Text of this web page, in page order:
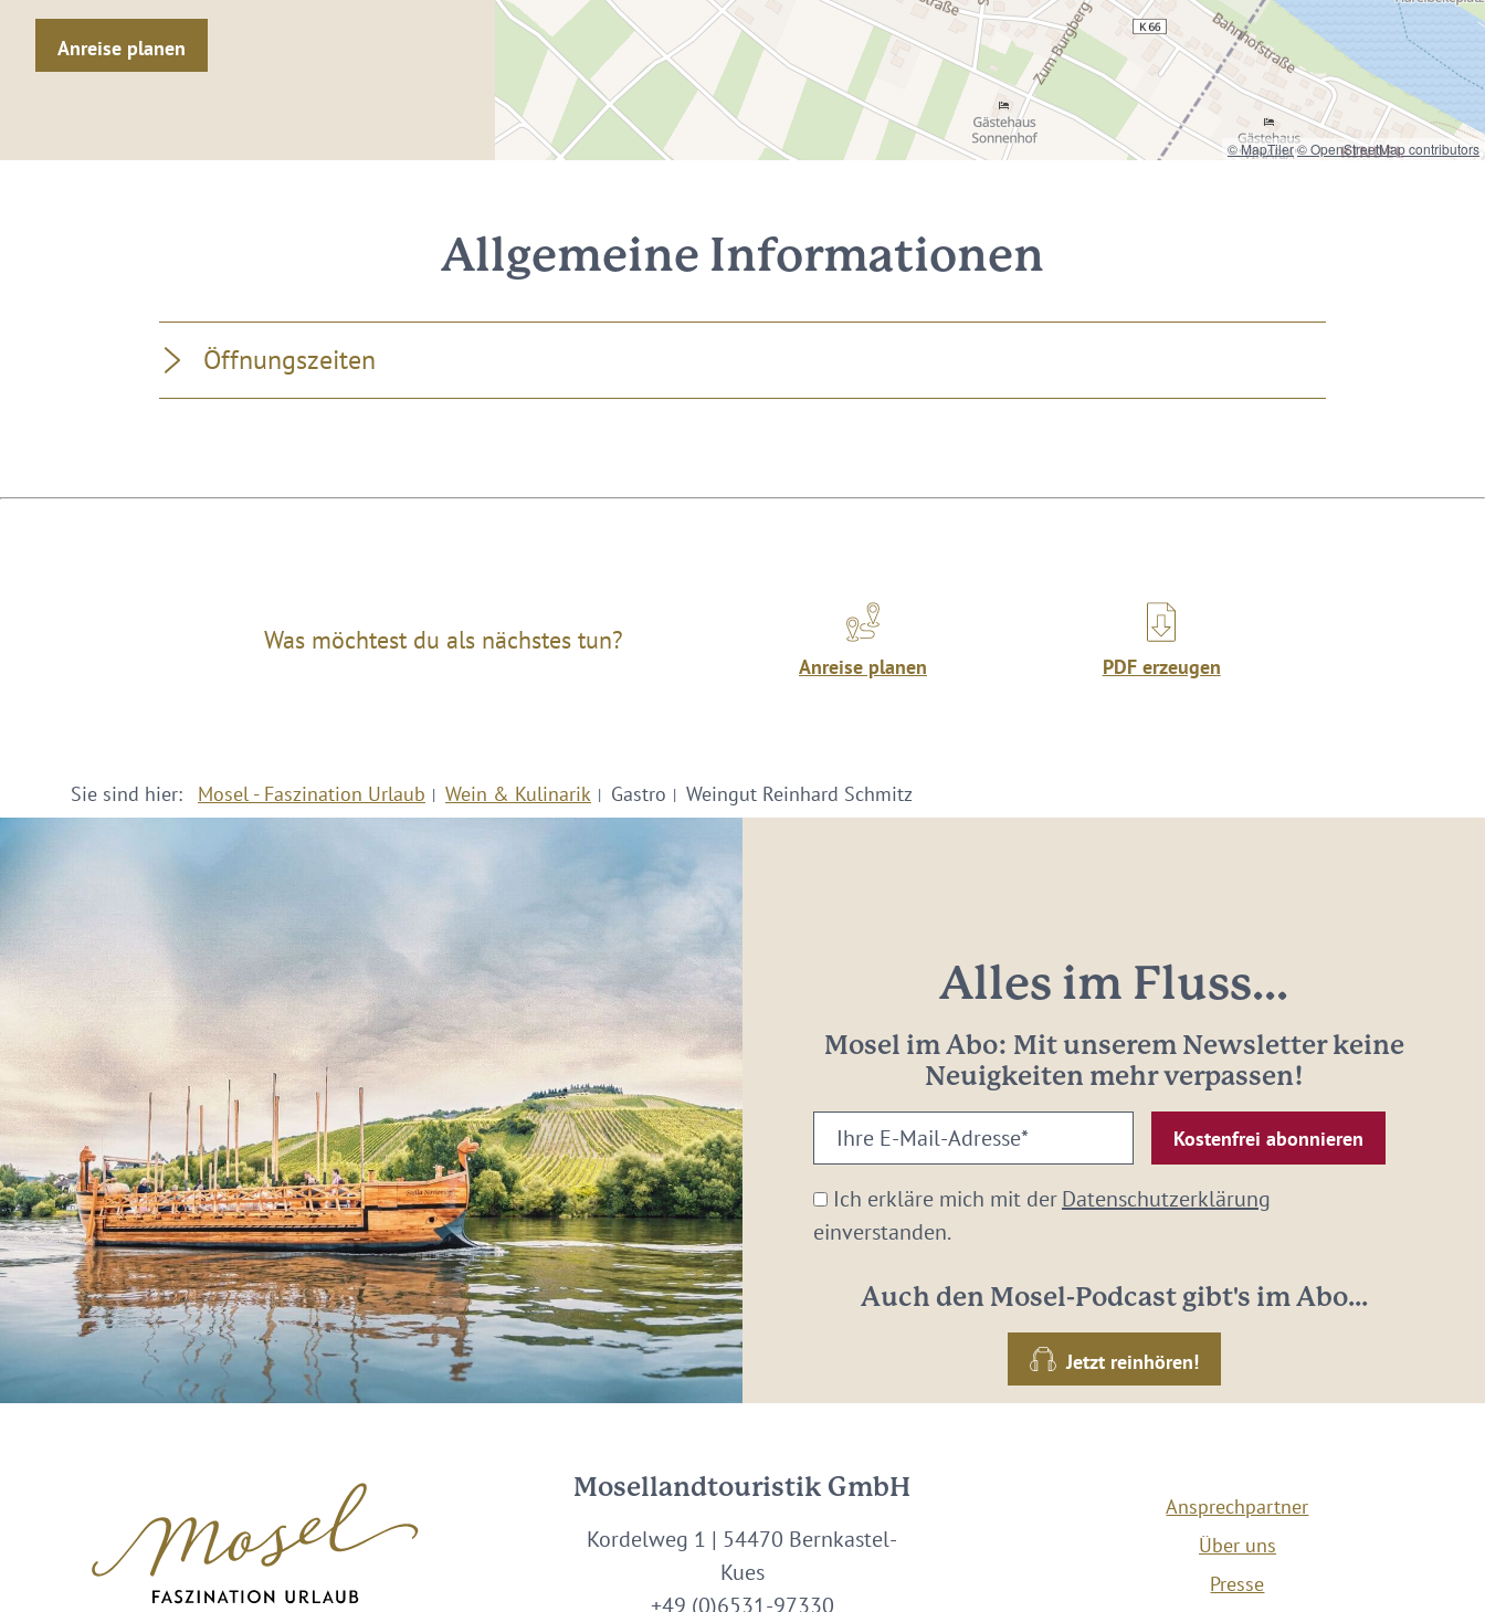
Anreise planen
© MapTiler© OpenStreetMap contributors
Allgemeine Informationen
Öffnungszeiten
Was möchtest du als nächstes tun?
Anreise planen PDF erzeugen
Sie sind hier: Mosel - Faszination Urlaub Wein & Kulinarik Gastro Weingut Reinhard Schmitz
Alles im Fluss...
Mosel im Abo: Mit unserem Newsletter keine
Neuigkeiten mehr verpassen!
Ihre
E-
Mail-
Adresse:
Ich erkläre mich mit derDatenschutzerklärung
einverstanden.
Auch den Mosel-Podcast gibt's im Abo...
Jetzt reinhören!
Mosellandtouristik GmbH
Kordelweg 1 | 54470 Bernkastel-
Kues
+49 (0)6531-97330
Ansprechpartner
Über uns
Presse